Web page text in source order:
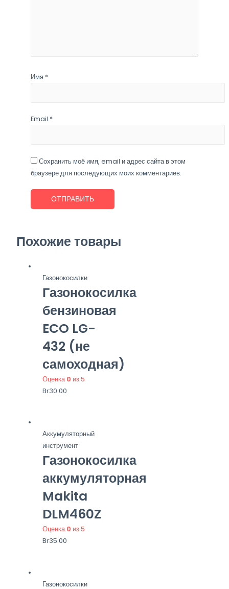
Имя *
Email *
Сохранить моё имя, email и адрес сайта в этом
браузере для последующих моих комментариев.
Похожие товары
Газонокосилки
Газонокосилка
бензиновая
ECO LG-
432 (не
самоходная)
Оценка0 из 5
Br30.00
Аккумуляторный
инструмент
Газонокосилка
аккумуляторная
Makita
DLM460Z
Оценка0 из 5
Br35.00
Газонокосилки